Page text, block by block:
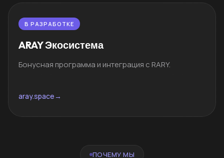
В РАЗРАБОТКЕ
ARAY Экосистема
Бонусная программа и интеграция с RARY.
aray.space→
ПОЧЕМУ МЫ